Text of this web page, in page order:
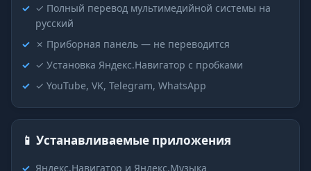
✓ Полный перевод мультимедийной системы на
русский
✗ Приборная панель — не переводится
✓ Установка Яндекс.Навигатор с пробками
✓ YouTube, VK, Telegram, WhatsApp
📱 Устанавливаемые приложения
Яндекс.Навигатор и Яндекс.Музыка